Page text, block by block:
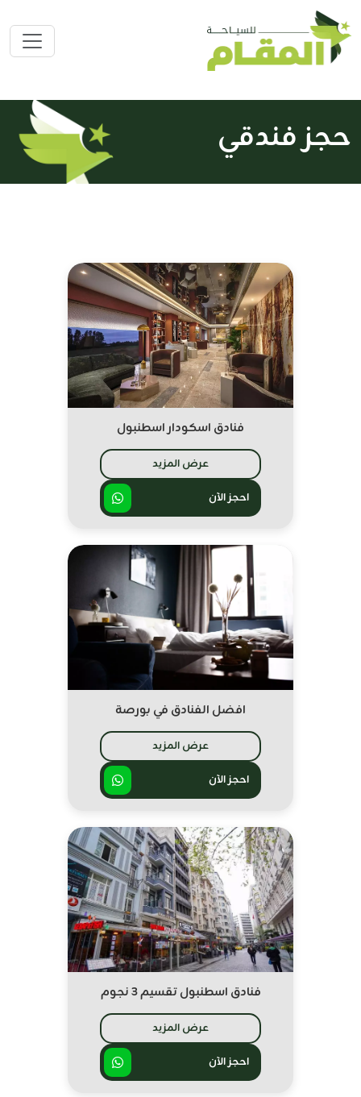
حجز فندقي
فنادق اسكودار اسطنبول
عرض المزيد
احجز الآن
افضل الفنادق في بورصة
عرض المزيد
احجز الآن
فنادق اسطنبول تقسيم 3 نجوم
عرض المزيد
احجز الآن